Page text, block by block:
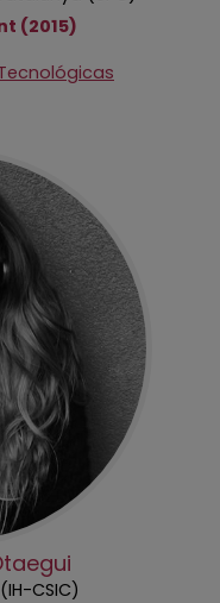
(2015)
CSIC)